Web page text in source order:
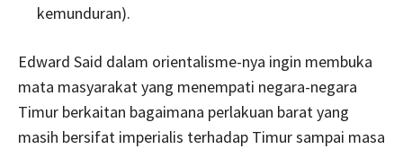
kemunduran).
Edward Said dalam orientalisme-nya ingin membuka
mata masyarakat yang menempati negara-negara
Timur berkaitan bagaimana perlakuan barat yang
masih bersifat imperialis terhadap Timur sampai masa